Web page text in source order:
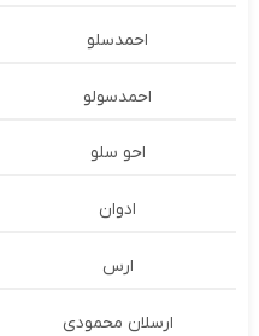
احمدسلو
احمدسولو
احو سلو
ادوان
ارس
ارسلان محمودی